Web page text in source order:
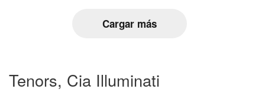
Cargar más
Tenors, Cia Illuminati